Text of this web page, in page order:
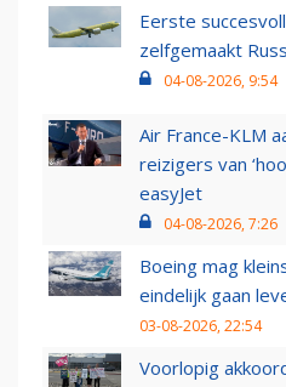
Eerste
zelfgemaakt
04-08-2026, 9:54
Air France-KLM
reizigers van
easyJet
04-08-2026, 7:26
Boeing mag
eindelijk gaan
03-08-2026, 22:54
Voorlopig